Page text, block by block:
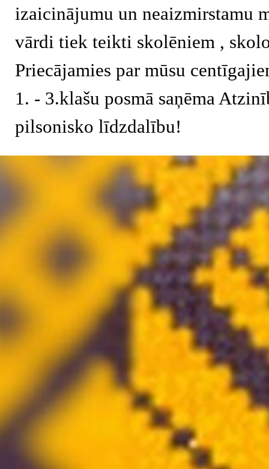
izaicinājumu un neaizmirstamu
vārdi tiek teikti skolēniem ,
Priecājamies par mūsu
1. - 3.klašu posmā saņēma
pilsonisko līdzdalību!